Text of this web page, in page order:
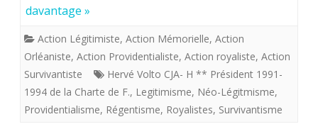
pavillon
davantage »
Action Légitimiste, Action Mémorielle, Action
Orléaniste, Action Providentialiste, Action royaliste, Action
Survivantiste
Hervé Volto CJA- H ** Président 1991-
1994 de la Charte de F., Legitimisme, Néo-Légitmisme,
Providentialisme, Régentisme, Royalistes, Survivantisme